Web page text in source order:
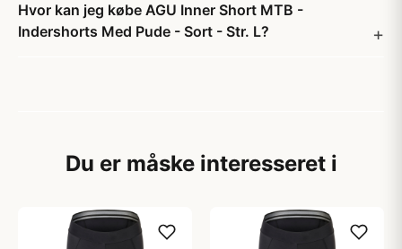
Hvor kan jeg købe AGU Inner Short MTB -
Indershorts Med Pude - Sort - Str. L?
Du er måske interesseret i